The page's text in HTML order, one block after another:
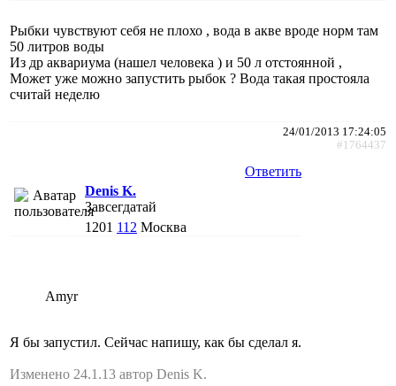
Рыбки чувствуют себя не плохо , вода в акве вроде норм там
50 литров воды
Из др аквариума (нашел человека ) и 50 л отстоянной ,
Может уже можно запустить рыбок ? Вода такая простояла
считай неделю
24/01/2013 17:24:05
#1764437
Ответить
Denis K.
Завсегдатай
1201 112 Москва
Amyr
Я бы запустил. Сейчас напишу, как бы сделал я.
Изменено 24.1.13 автор Denis K.